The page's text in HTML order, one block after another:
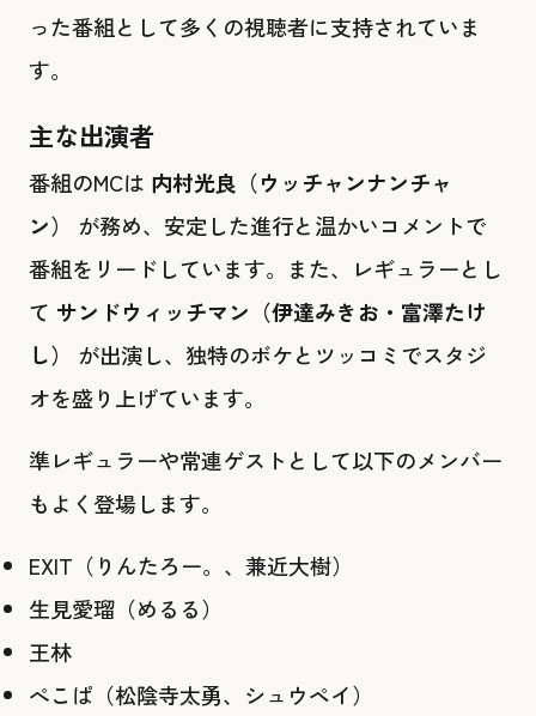
った番組として多くの視聴者に支持されていま
す。
主な出演者
番組のMCは 内村光良（ウッチャンナンチャ
ン）
が務め、安定した進行と温かいコメントで
番組をリードしています。また、レギュラーとし
て サンドウィッチマン（伊達みきお・富澤たけ
し）
が出演し、独特のボケとツッコミでスタジ
オを盛り上げています。
準レギュラーや常連ゲストとして以下のメンバー
もよく登場します。
EXIT（りんたろー。、兼近大樹）
生見愛瑠（めるる）
王林
ぺこぱ（松陰寺太勇、シュウペイ）